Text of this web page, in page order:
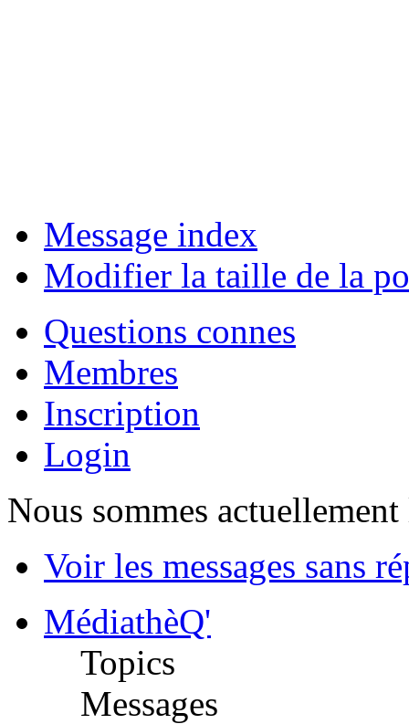
Message index
Modifier la taille de la
Questions connes
Membres
Inscription
Login
Nous sommes
Voir les messages sans
MédiathèQ'
Topics
Messages